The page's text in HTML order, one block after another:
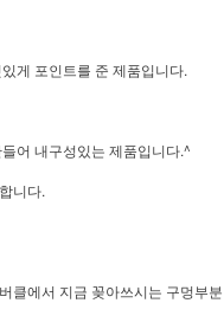
게 포인트를 준 제품입니다.
어 내구성있는 제품입니다.^
니다.
클에서 지금 꽂아쓰시는 구멍부분